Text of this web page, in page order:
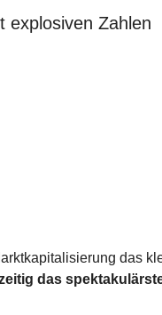
Zahlen
das
das